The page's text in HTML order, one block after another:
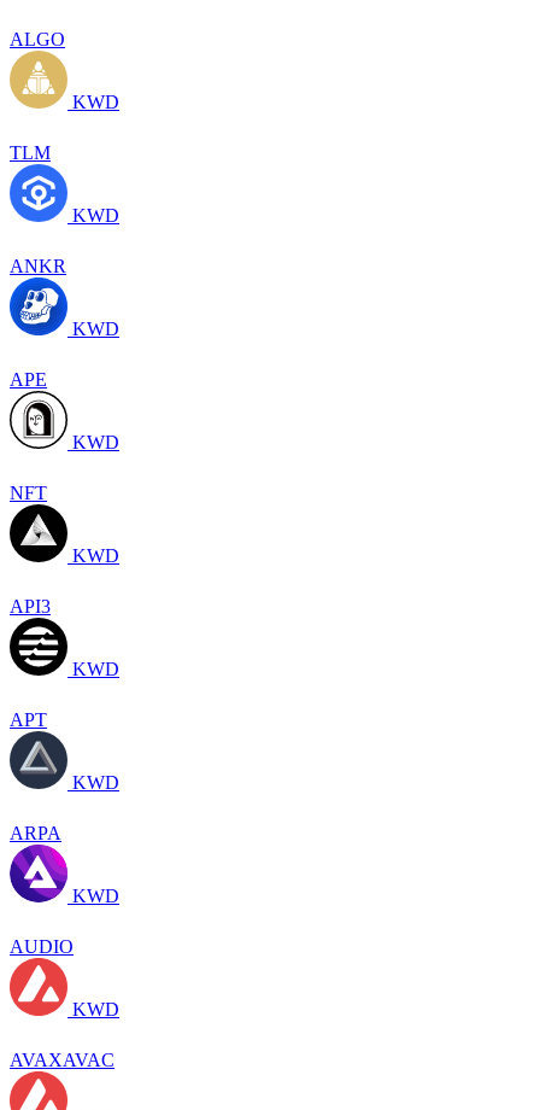
ALGO
KWD
TLM
KWD
ANKR
KWD
APE
KWD
NFT
KWD
API3
KWD
APT
KWD
ARPA
KWD
AUDIO
KWD
AVAXAVAC